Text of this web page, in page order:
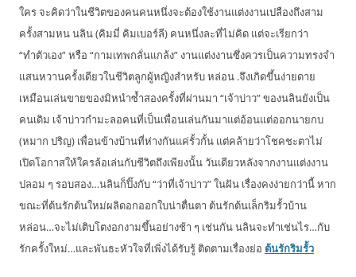
ใคร จะคิดว่าในชีวิตของคนคนหนึ่งจะต้องใช้งานแต่งงานเปลืองถึงสาม
ครั้งสามหน นลิน (คิมมี่ คิมเบอร์ลี) คนหนึ่งละที่ไม่คิด แต่จะเรียกว่า
“ทำตัวเอง” หรือ “กามเทพกลั่นแกล้ง” งานแต่งงานซึ่งควรเป็นความทรงจำ
แสนหวานครั้งเดียวในชีวิตลูกผู้หญิงสำหรับ หล่อน .จึงเกิดขึ้นง่ายดาย
เหมือนเล่นขายของมิหนำซ้ำสองครั้งที่ผ่านมา “เจ้าบ่าว” ของนลินยังเป็น
คนเดิม เจ้าบ่าวกำมะลอคนที่เป็นเพื่อนเล่นกันมาแต่อ้อนแต่ออกนายกบ
(หมาก ปริญ) เพื่อนข้างบ้านที่ห่างกันแค่รั้วกั้น แต่คล้ายว่าโชคชะตาไม่
เปิดโอกาสให้ใครล้อเล่นกับชีวิตถึงเพียงนั้น วันเดียวหลังจากงานแต่งงาน
ปลอม ๆ รอบสอง…นลินก็ปิ๊งกับ “ว่าที่เจ้าบ่าว” ในฝัน เรื่องคงง่ายกว่านี้ หาก
ขณะที่ต้นรักต้นใหม่ผลิดอกออกใบน่าตื่นตา ต้นรักต้นเล็กริมรั้วบ้าน
หล่อน…จะไม่เติบโตงอกงามขึ้นอย่างช้า ๆ เช่นกัน นลินจะทำเช่นไร…กับ
รักครั้งใหม่…และพันธะหัวใจที่เพิ่งได้รับรู้ ติดตามเรื่องย่อ ต้นรักริมรั้ว